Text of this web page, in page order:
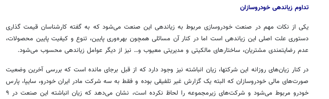
تداوم زیاندهی خودروسازان
یکی از نکات مهم در صنعت خودروسازی مربوط به زیاندهیاین صنعت می‌شود که به گفته کارشناسان قیمت گذاری
دستوری علت اصلی این زیاندهیاست اما در کنار آن مسائلی همچون بهره‌وری پایین، تنوع و کیفیت پایین محصولات،
عدم رضایتمندی مشتریان، ساختارهای مالکیتی و مدیریتی معیوب و… نیز از دیگر عوامل زیاندهی محسوب می‌شود.
در کنار زیان‌های روزانه این شرکتها، زیان انباشته نیز وجود دارد که از قبل برجای مانده است که بررسی آخرین وضعیت
صورت‌های مالی خودروسازان که البته یک گزارش غیر تلفیقی بوده و فقط به سه شرکت مادر ایران خودرو، سایپا، پارس
خودرو مربوط می‌شود و شرکت‌های زیرمجموعه را لحاظ نکرده است، نشان می‌دهد که زیان انباشته این صنعت در ۹